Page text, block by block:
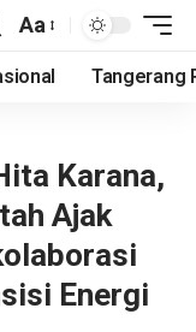
Aa
Tangerang
Karana,
Ajak
Energi